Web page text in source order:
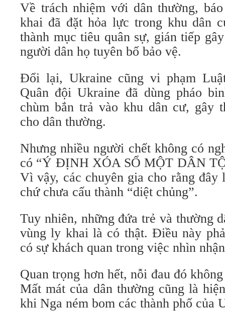
Về trách nhiệm với dân thường,
khai đã đặt hỏa lực trong khu dân
thành mục tiêu quân sự, gián tiếp
người dân họ tuyên bố bảo vệ.
Đổi lại, Ukraine cũng vi phạm
Quân đội Ukraine đã dùng pháo
chùm bắn trả vào khu dân cư, gây
cho dân thường.
Nhưng nhiều người chết không có
có “Ý ĐỊNH XÓA SỔ MỘT DÂN
Vì vậy, các chuyên gia cho rằng đây
chứ chưa cấu thành “diệt chủng”.
Tuy nhiên, những đứa trẻ và thường
vùng ly khai là có thật. Điều này
có sự khách quan trong việc nhìn
Quan trọng hơn hết, nỗi đau đó
Mất mát của dân thường cũng là
khi Nga ném bom các thành phố của